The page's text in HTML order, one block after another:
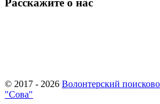
Расскажите о нас
© 2017 - 2026 Волонтерский
"Сова"